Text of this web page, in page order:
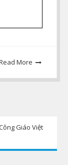
More
Giáo Việt